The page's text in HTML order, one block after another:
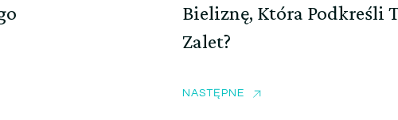
Bieliznę, Która Podkreśli
Zalet?
NASTĘPNE